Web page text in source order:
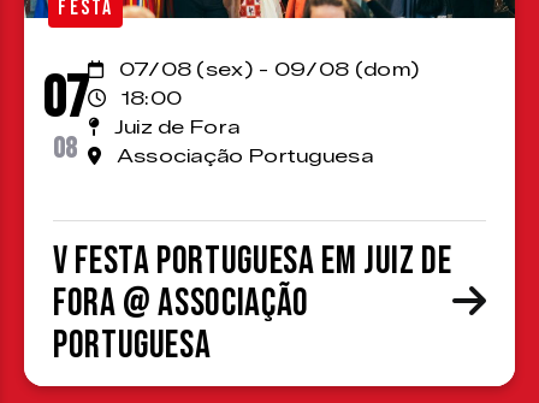
FESTA
07
08
07/08 (sex) - 09/08 (dom)
18:00
Juiz de Fora
Associação Portuguesa
V Festa Portuguesa em Juiz de
Fora @ Associação
Portuguesa